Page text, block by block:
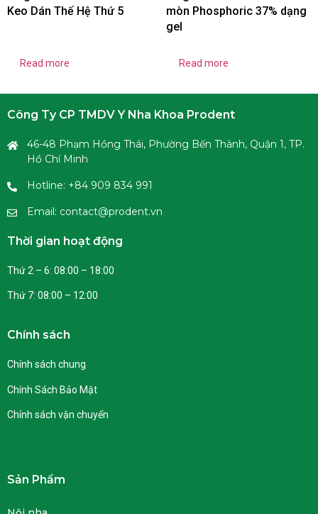
Keo Dán Thế Hệ Thứ 5
Read more
mòn Phosphoric 37% dạng
gel
Read more
Công Ty CP TMDV Y Nha Khoa Prodent
46-48 Phạm Hồng Thái, Phường Bến Thành, Quận 1, TP.
Hồ Chí Minh
Hotline: +84 909 834 991
Email: contact@prodent.vn
Thời gian hoạt động
Thứ 2 – 6: 08:00 – 18:00
Thứ 7: 08:00 – 12:00
Chính sách
Chính sách chung
Chính Sách Bảo Mật
Chính sách vận chuyển
Sản Phẩm